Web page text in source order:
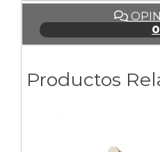
0
Productos